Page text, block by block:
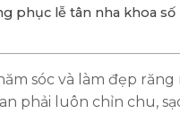
phục lễ tân nha khoa số
sóc và làm đẹp
phải luôn chỉn chu,